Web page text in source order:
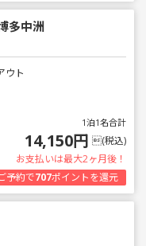
多中洲
ウト
1泊1名合計
14,150円 (税込)
お支払いは最大2ヶ月後！
予約で707ポイントを還元